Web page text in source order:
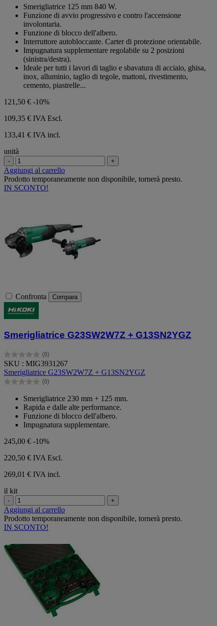
stelle.
Smerigliatrice 125 mm 840 W.
Funzione di avvio progressivo e contro l'accensione
involontaria.
Funzione di blocco dell'albero.
Interruttore autobloccante. Carter di protezione orientabile.
Impugnatura supplementare regolabile su 2 posizioni
(sinistra/destra).
Ideale per tutti i lavori di taglio e sbavatura di acciaio, ghisa,
inox, alluminio, taglio di tegole, mattoni, rivestimento,
cemento, piastrelle...
121,50 € -10%
109,35 € IVA Escl.
133,41 € IVA incl.
unità
- +
Aggiungi al carrello
Prodotto temporaneamente non disponibile, tornerà presto.
IN SCONTO!
Confronta Compara
Smerigliatrice G23SW2W7Z + G13SN2YGZ
(0)
0.0
su
5
stelle.
SKU : MIG3931267
Smerigliatrice G23SW2W7Z + G13SN2YGZ
(0)
0.0
Smerigliatrice 230 mm + 125 mm.
Rapida e dalle alte performance.
Funzione di blocco dell'albero.
Impugnatura supplementare.
245,00 € -10%
220,50 € IVA Escl.
269,01 € IVA incl.
il kit
- +
Aggiungi al carrello
Prodotto temporaneamente non disponibile, tornerà presto.
IN SCONTO!